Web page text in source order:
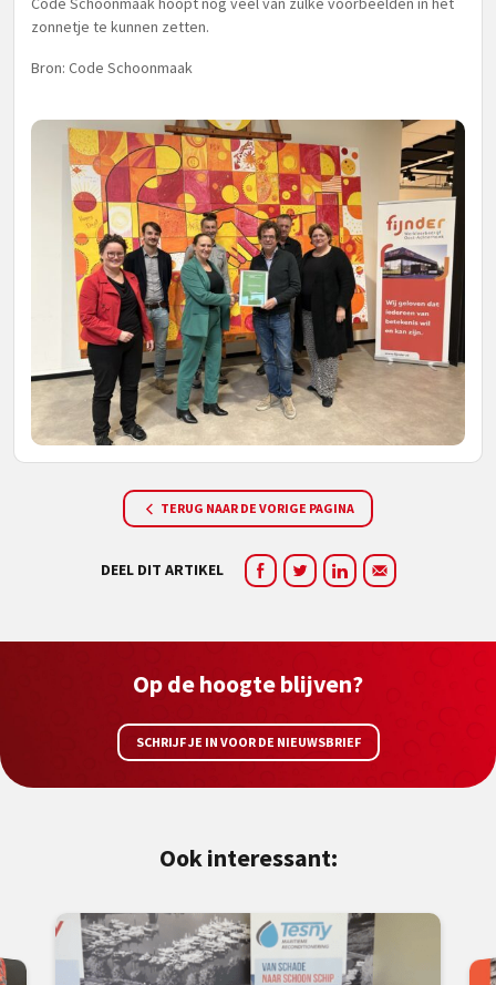
zonnetje te kunnen zetten.
Bron: Code Schoonmaak
TERUG NAAR DE VORIGE PAGINA
DEEL DIT ARTIKEL
Op de hoogte blijven?
SCHRIJF JE IN VOOR DE NIEUWSBRIEF
Ook interessant: